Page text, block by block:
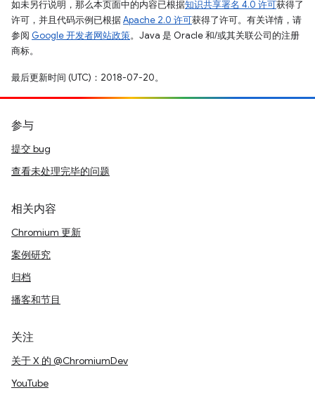
如未另行说明，那么本页面中的内容已根据知识共享署名 4.0 许可获得了
许可，并且代码示例已根据Apache 2.0 许可获得了许可。有关详情，请
参阅 Google 开发者网站政策。Java 是 Oracle 和/或其关联公司的注册
商标。
最后更新时间 (UTC)：2018-07-20。
参与
提交 bug
查看未处理完毕的问题
相关内容
Chromium 更新
案例研究
归档
播客和节目
关注
关于 X 的 @ChromiumDev
YouTube